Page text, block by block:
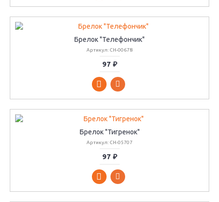
Брелок "Телефончик"
Артикул: CH-00678
97 ₽
Брелок "Тигренок"
Артикул: CH-05707
97 ₽